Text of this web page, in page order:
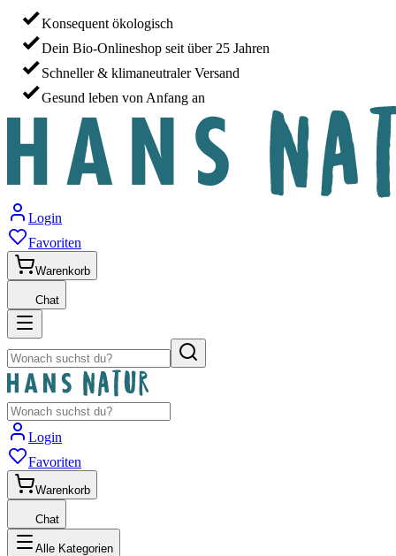
Konsequent ökologisch
Dein Bio-Onlineshop seit über 25 Jahren
Schneller & klimaneutraler Versand
Gesund leben von Anfang an
Login
Favoriten
Warenkorb
Chat
Login
Favoriten
Warenkorb
Chat
Alle Kategorien